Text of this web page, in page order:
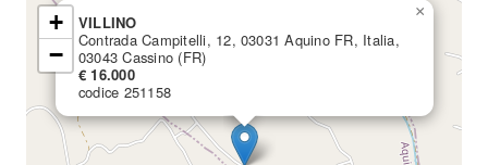
VILLINO
Contrada Campitelli, 12, 03031 Aquino FR, Italia,
03043 Cassino (FR)
€ 16.000
codice 251158
×
+
−